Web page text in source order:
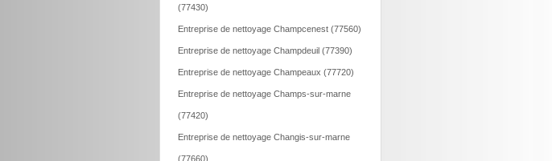
(77430)
Entreprise de nettoyage Champcenest (77560)
Entreprise de nettoyage Champdeuil (77390)
Entreprise de nettoyage Champeaux (77720)
Entreprise de nettoyage Champs-sur-marne
(77420)
Entreprise de nettoyage Changis-sur-marne
(77660)